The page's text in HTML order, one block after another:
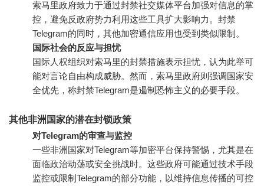
索马里政府致力于通过封禁社交媒体平台加强对信息的掌
控，避免反政府势力利用这些工具扩大影响力。封禁
Telegram的同时，其他加密通信应用也受到类似限制。
国际社会的反应与担忧
国际人权组织对索马里的封禁措施表示担忧，认为此举可
能对言论自由构成威胁。然而，索马里政府则强调国家安
全优先，称封禁Telegram是遏制恐怖主义的必要手段。
其他非洲国家的潜在封锁政策
对Telegram的审查与监控
一些非洲国家对Telegram等加密平台保持警惕，尤其是在
面临政治动荡或安全挑战时。这些政府可能通过技术手段
监控或限制Telegram的部分功能，以维持信息传播的可控